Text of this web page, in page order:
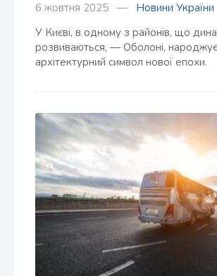
6 жовтня 2025 — Новини України
У Києві, в одному з районів, що
розвиваються, — Оболоні,
архітектурний символ нової епохи.